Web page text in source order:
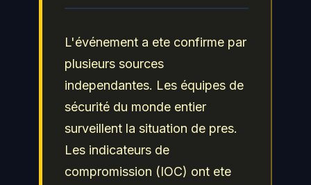
L'événement a ete confirme par
plusieurs sources
independantes. Les équipes de
sécurité du monde entier
surveillent la situation de pres.
Les indicateurs de
compromission (IOC) ont ete